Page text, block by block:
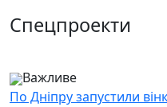
Спецпроекти
Важливе
По Дніпру запустили